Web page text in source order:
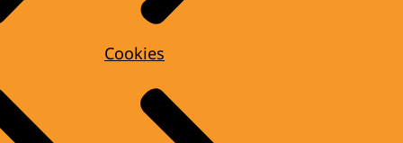
Cookies